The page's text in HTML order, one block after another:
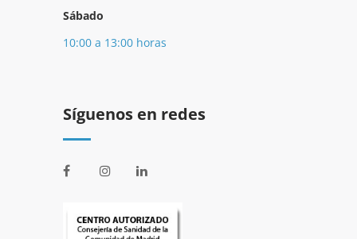
Sábado
10:00 a 13:00 horas
Síguenos en redes